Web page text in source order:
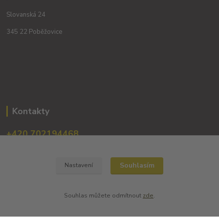
Slovanská 24
345 22 Poběžovice
Kontakty
+420 702194468
obchod@dobrevinko.cz
Nastavení Souhlasím
Souhlas můžete odmítnout zde.